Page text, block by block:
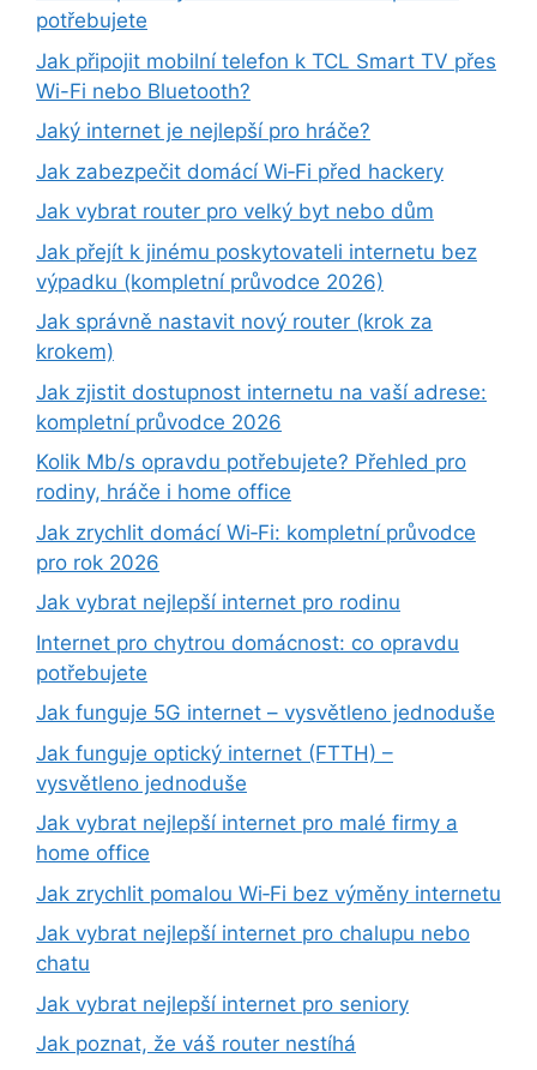
potřebujete
Jak připojit mobilní telefon k TCL Smart TV přes
Wi-Fi nebo Bluetooth?
Jaký internet je nejlepší pro hráče?
Jak zabezpečit domácí Wi‑Fi před hackery
Jak vybrat router pro velký byt nebo dům
Jak přejít k jinému poskytovateli internetu bez
výpadku (kompletní průvodce 2026)
Jak správně nastavit nový router (krok za
krokem)
Jak zjistit dostupnost internetu na vaší adrese:
kompletní průvodce 2026
Kolik Mb/s opravdu potřebujete? Přehled pro
rodiny, hráče i home office
Jak zrychlit domácí Wi‑Fi: kompletní průvodce
pro rok 2026
Jak vybrat nejlepší internet pro rodinu
Internet pro chytrou domácnost: co opravdu
potřebujete
Jak funguje 5G internet – vysvětleno jednoduše
Jak funguje optický internet (FTTH) –
vysvětleno jednoduše
Jak vybrat nejlepší internet pro malé firmy a
home office
Jak zrychlit pomalou Wi‑Fi bez výměny internetu
Jak vybrat nejlepší internet pro chalupu nebo
chatu
Jak vybrat nejlepší internet pro seniory
Jak poznat, že váš router nestíhá